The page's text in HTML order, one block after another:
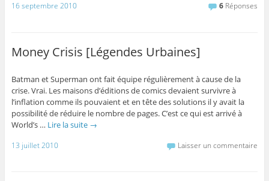
16 septembre 2010 6 Réponses
Money Crisis [Légendes Urbaines]
Batman et Superman ont fait équipe régulièrement à cause de la
crise. Vrai. Les maisons d’éditions de comics devaient survivre à
l’inflation comme ils pouvaient et en tête des solutions il y avait la
possibilité de réduire le nombre de pages. C’est ce qui est arrivé à
World’s … Lire la suite →
13 juillet 2010 Laisser un commentaire